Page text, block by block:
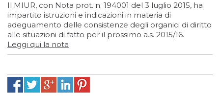
Il MIUR, con Nota prot. n. 194001 del 3 luglio 2015, ha
impartito istruzioni e indicazioni in materia di
adeguamento delle consistenze degli organici di diritto
alle situazioni di fatto per il prossimo a.s. 2015/16.
Leggi qui la nota